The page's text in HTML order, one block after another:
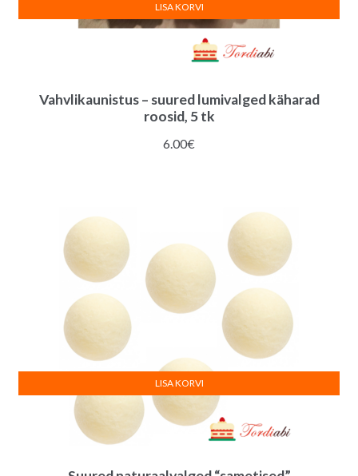
Vahvlikaunistus – suured lumivalged käharad
roosid, 5 tk
6.00€
LISA KORVI
LISA KORVI